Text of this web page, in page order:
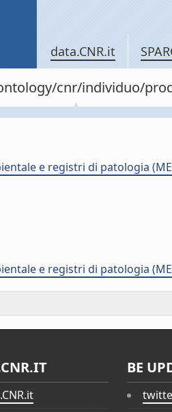
data.CNR.it
cnr/individuo/
e registri di patologia
e registri di patologia
BE